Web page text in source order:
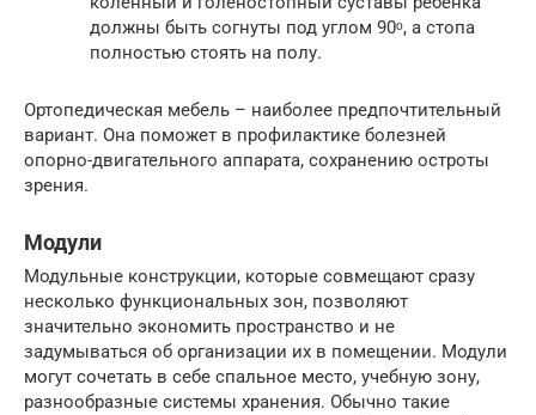
должны быть согнуты под углом 90ᵒ, а стопа
полностью стоять на полу.
Ортопедическая мебель – наиболее предпочтительный
вариант. Она поможет в профилактике болезней
опорно-двигательного аппарата, сохранению остроты
зрения.
Модули
Модульные конструкции, которые совмещают сразу
несколько функциональных зон, позволяют
значительно экономить пространство и не
задумываться об организации их в помещении. Модули
могут сочетать в себе спальное место, учебную зону,
разнообразные системы хранения. Обычно такие